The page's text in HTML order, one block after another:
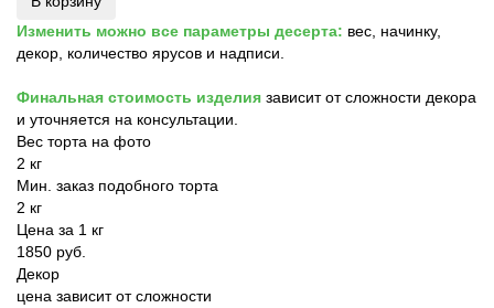
Изменить можно все параметры десерта: вес, начинку,
декор, количество ярусов и надписи.
Финальная стоимость изделия зависит от сложности декора
и уточняется на консультации.
Вес торта на фото
2 кг
Мин. заказ подобного торта
2 кг
Цена за 1 кг
1850 руб.
Декор
цена зависит от сложности